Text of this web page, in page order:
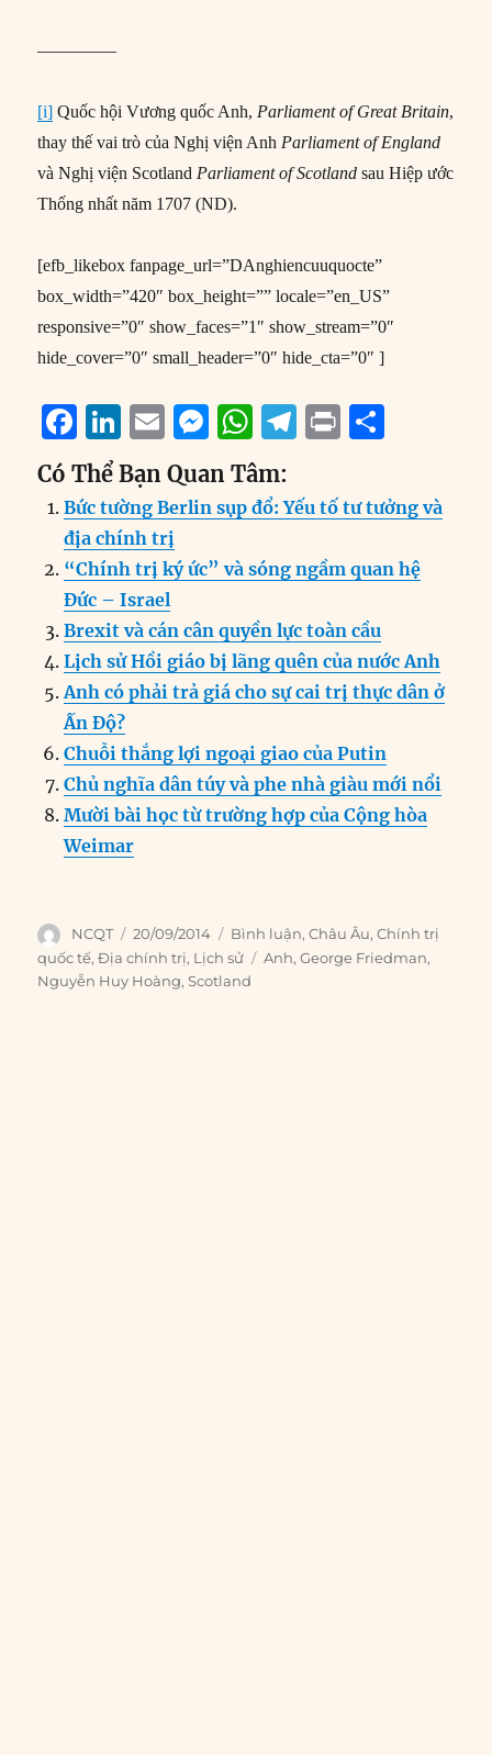
————–
[i] Quốc hội Vương quốc Anh, Parliament of Great Britain,
thay thế vai trò của Nghị viện Anh Parliament of England
và Nghị viện Scotland Parliament of Scotland sau Hiệp ước
Thống nhất năm 1707 (ND).
[efb_likebox fanpage_url=”DAnghiencuuquocte”
box_width=”420″ box_height=”” locale=”en_US”
responsive=”0″ show_faces=”1″ show_stream=”0″
hide_cover=”0″ small_header=”0″ hide_cta=”0″ ]
F
a
c
e
b
o
o
k
Li
n
k
e
d
I
n
E
m
ai
l
M
e
ss
e
n
er
W
h
at
s
A
p
T
e
g
r
m
P
n
t
a
re
Có Thể Bạn Quan Tâm:
Bức tường Berlin sụp đổ: Yếu tố tư tưởng và
địa chính trị
“Chính trị ký ức” và sóng ngầm quan hệ
Đức – Israel
Brexit và cán cân quyền lực toàn cầu
Lịch sử Hồi giáo bị lãng quên của nước Anh
Anh có phải trả giá cho sự cai trị thực dân ở
Ấn Độ?
Chuỗi thắng lợi ngoại giao của Putin
Chủ nghĩa dân túy và phe nhà giàu mới nổi
Mười bài học từ trường hợp của Cộng hòa
Weimar
Author
NCQT
Posted
on
20/09/2014 Categories
Bình luận,Châu Âu,Chính trị
quốc tế,Địa chính trị, Lịch sử Tags
Anh,George Friedman,
Nguyễn Huy Hoàng,Scotland